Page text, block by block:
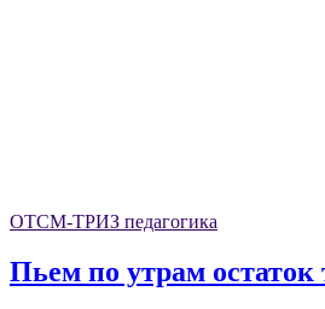
ОТСМ-ТРИЗ педагогика
Пьем по утрам